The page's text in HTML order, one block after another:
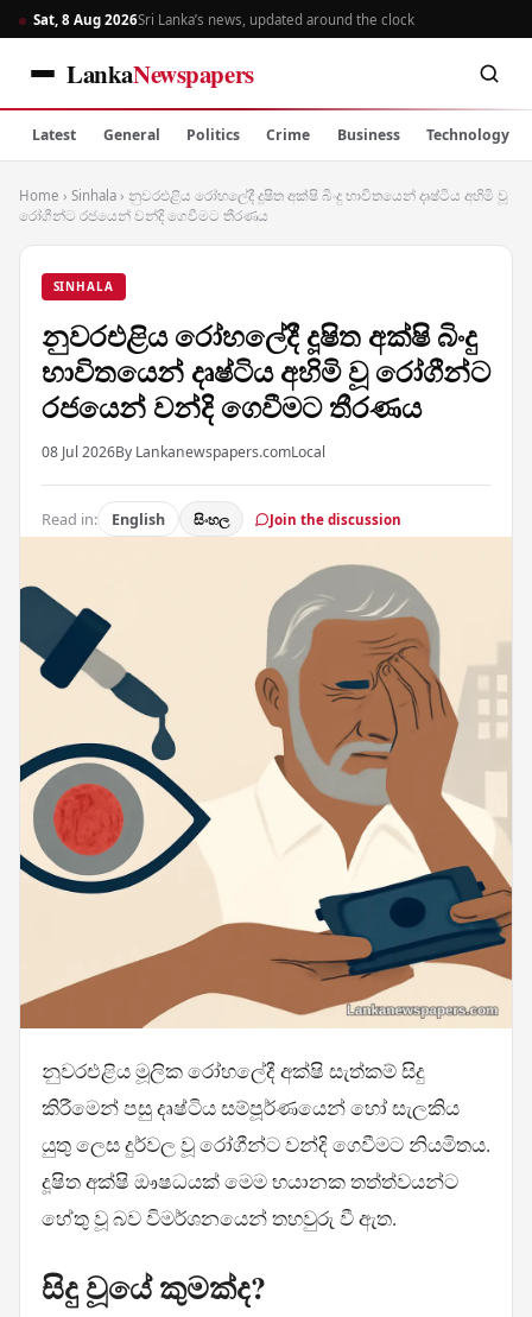
Sat, 8 Aug 2026Sri Lanka’s news, updated around the clock
LankaNewspapers
Latest General Politics Crime Business Technology
Home › Sinhala › නුවරඑළිය රෝහලේදී දූෂිත අක්ෂි බිංදු භාවිතයෙන් දෘෂ්ටිය අහිමි වූ
රෝගීන්ට රජයෙන් වන්දි ගෙවීමට තීරණය
SINHALA
නුවරඑළිය රෝහලේදී දූෂිත අක්ෂි බිංදු
භාවිතයෙන් දෘෂ්ටිය අහිමි වූ රෝගීන්ට
රජයෙන් වන්දි ගෙවීමට තීරණය
08 Jul 2026By Lankanewspapers.comLocal
Read in: English සිංහල Join the discussion
නුවරඑළිය මූලික රෝහලේදී අක්ෂි සැත්කම් සිදු
කිරීමෙන් පසු දෘෂ්ටිය සම්පූර්ණයෙන් හෝ සැලකිය
යුතු ලෙස දුර්වල වූ රෝගීන්ට වන්දි ගෙවීමට නියමිතය.
දූෂිත අක්ෂි ඖෂධයක් මෙම භයානක තත්ත්වයන්ට
හේතු වූ බව විමර්ශනයෙන් තහවුරු වී ඇත.
සිදු වූයේ කුමක්ද?